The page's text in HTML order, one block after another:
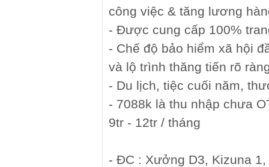
công việc & tăng lương
- Được cung cấp 100%
- Chế độ bảo hiểm xã hội
và lộ trình thăng tiến rõ
- Du lịch, tiệc cuối năm,
- 7088k là thu nhập chưa
9tr - 12tr / tháng
- ĐC : Xưởng D3, Kizuna